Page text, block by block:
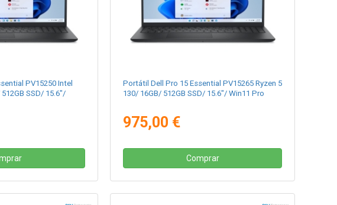
PV15250 Intel
SSD/ 15.6"/
Portátil Dell Pro 15 Essential PV15265 Ryzen 5
130/ 16GB/ 512GB SSD/ 15.6"/ Win11 Pro
975,00 €
Comprar